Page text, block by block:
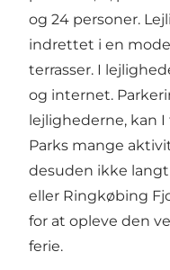
og 24 personer.
indrettet i en
terrasser. I
og internet.
lejlighederne, kan
Parks mange
desuden ikke
eller Ringkøbing
for at opleve den
ferie.